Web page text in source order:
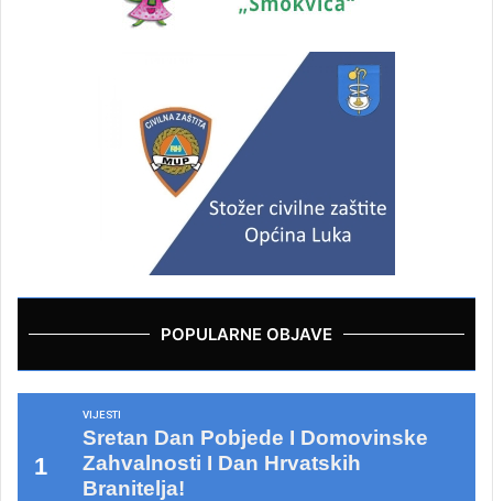
POPULARNE OBJAVE
VIJESTI
Sretan Dan Pobjede I Domovinske
Zahvalnosti I Dan Hrvatskih
Branitelja!